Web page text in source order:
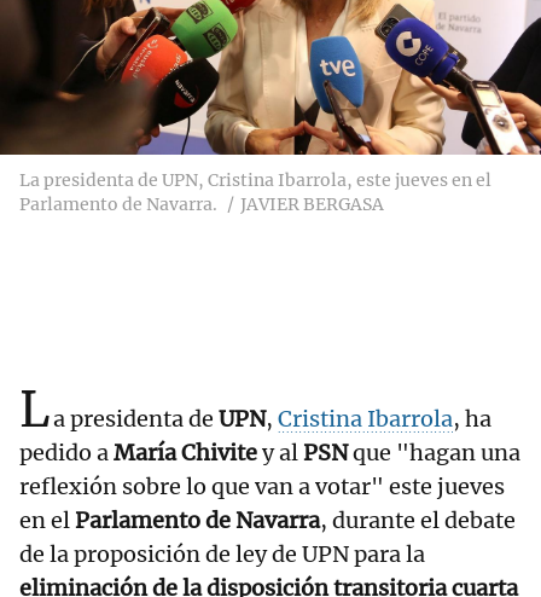
La presidenta de UPN, Cristina Ibarrola, este jueves en el
Parlamento de Navarra.
JAVIER BERGASA
La presidenta de UPN, Cristina Ibarrola, ha
pedido aMaría Chivitey alPSNque "hagan una
reflexión sobre lo que van a votar" este jueves
en elParlamento de Navarra, durante el debate
de la proposición de ley de UPN para la
eliminación de la disposición transitoria cuarta